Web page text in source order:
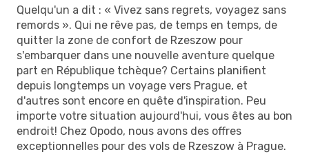
Quelqu'un a dit : « Vivez sans regrets, voyagez sans
remords ». Qui ne rêve pas, de temps en temps, de
quitter la zone de confort de Rzeszow pour
s'embarquer dans une nouvelle aventure quelque
part en République tchèque? Certains planifient
depuis longtemps un voyage vers Prague, et
d'autres sont encore en quête d'inspiration. Peu
importe votre situation aujourd'hui, vous êtes au bon
endroit! Chez Opodo, nous avons des offres
exceptionnelles pour des vols de Rzeszow à Prague.